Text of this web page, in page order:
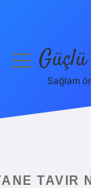
menüyü
Sağlam
TAVIR